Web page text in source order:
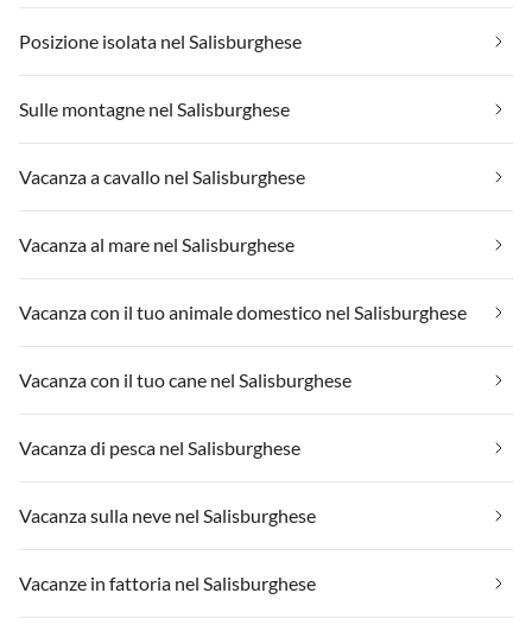
Posizione isolata nel Salisburghese
Sulle montagne nel Salisburghese
Vacanza a cavallo nel Salisburghese
Vacanza al mare nel Salisburghese
Vacanza con il tuo animale domestico nel Salisburghese
Vacanza con il tuo cane nel Salisburghese
Vacanza di pesca nel Salisburghese
Vacanza sulla neve nel Salisburghese
Vacanze in fattoria nel Salisburghese